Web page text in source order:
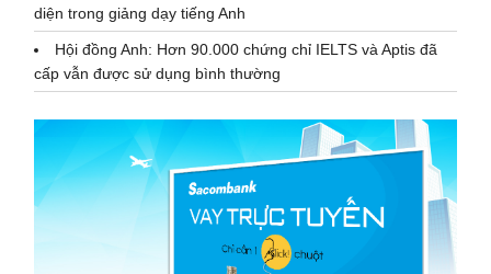
diện trong giảng dạy tiếng Anh
Hội đồng Anh: Hơn 90.000 chứng chỉ IELTS và Aptis đã
cấp vẫn được sử dụng bình thường